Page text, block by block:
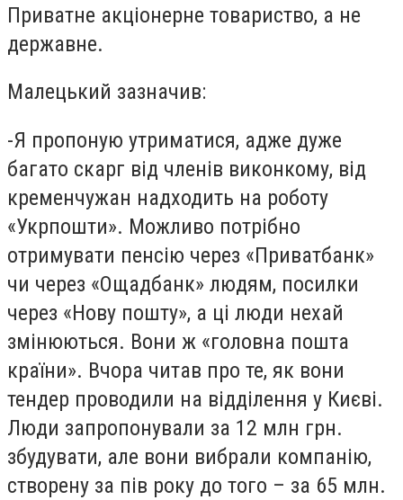
Приватне акціонерне товариство, а не
державне.
Малецький зазначив:
-Я пропоную утриматися, адже дуже
багато скарг від членів виконкому, від
кременчужан надходить на роботу
«Укрпошти». Можливо потрібно
отримувати пенсію через «Приватбанк»
чи через «Ощадбанк» людям, посилки
через «Нову пошту», а ці люди нехай
змінюються. Вони ж «головна пошта
країни». Вчора читав про те, як вони
тендер проводили на відділення у Києві.
Люди запропонували за 12 млн грн.
збудувати, але вони вибрали компанію,
створену за пів року до того – за 65 млн.